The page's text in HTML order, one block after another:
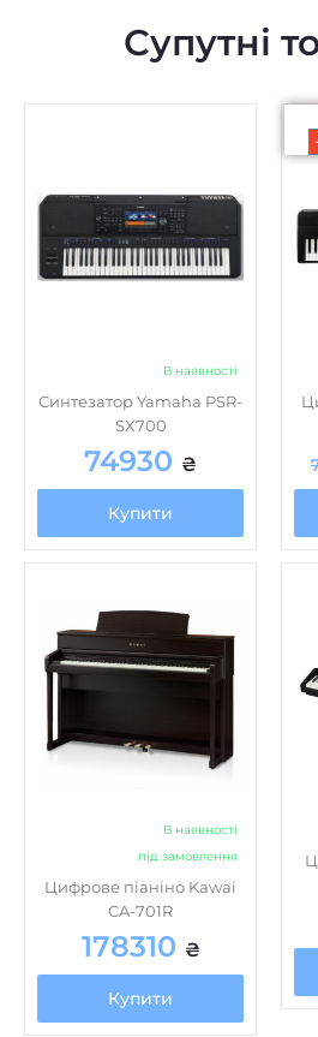
Супутні
В наявності
Синтезатор Yamaha PSR-
SX700
74930 ₴
Купити
В наявності
під замовлення
Цифрове піаніно Kawai
CA-701R
178310 ₴
Купити